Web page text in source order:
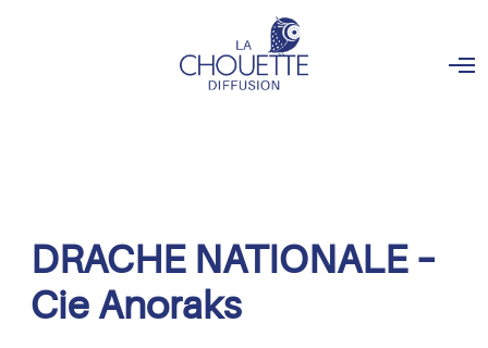
O
DRACHE NATIONALE –
Cie Anoraks